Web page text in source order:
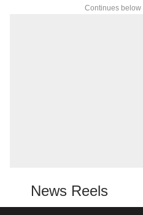
Continues below
News Reels